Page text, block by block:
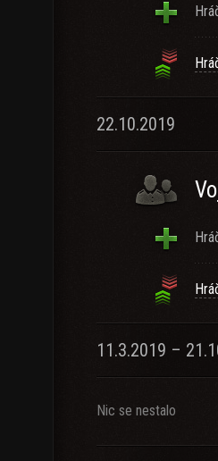
22.10.2019
11.3.2019 –
Nic se nestalo